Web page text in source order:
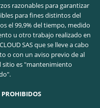
razonables para garantizar
para fines distintos del
el 99,9% del tiempo, medido
u otro trabajo realizado en
SAS que se lleve a cabo
o con un aviso previo de al
sitio es "mantenimiento
PROHIBIDOS